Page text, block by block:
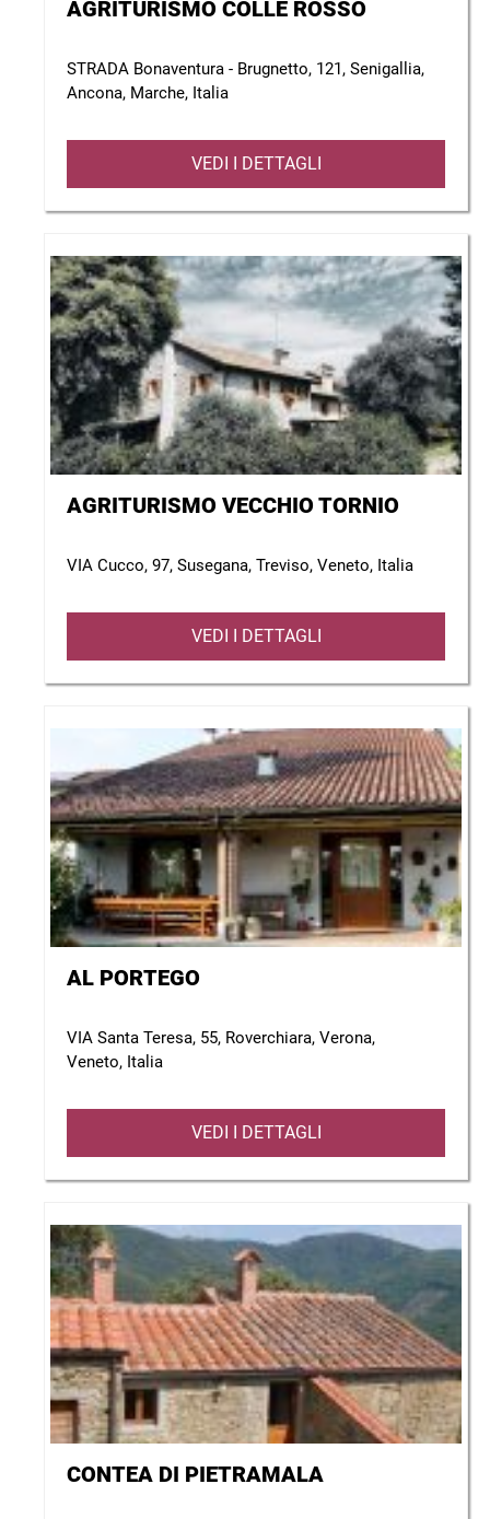
AGRITURISMO COLLE ROSSO
STRADA Bonaventura - Brugnetto, 121, Senigallia,
Ancona, Marche, Italia
VEDI I DETTAGLI
AGRITURISMO VECCHIO TORNIO
VIA Cucco, 97, Susegana, Treviso, Veneto, Italia
VEDI I DETTAGLI
AL PORTEGO
VIA Santa Teresa, 55, Roverchiara, Verona,
Veneto, Italia
VEDI I DETTAGLI
CONTEA DI PIETRAMALA